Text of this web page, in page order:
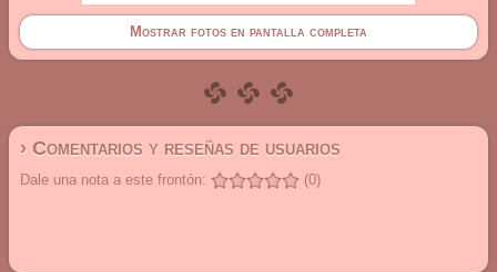
Mostrar fotos en pantalla completa
› Comentarios y reseñas de usuarios
Dale una nota a este frontón: (0)